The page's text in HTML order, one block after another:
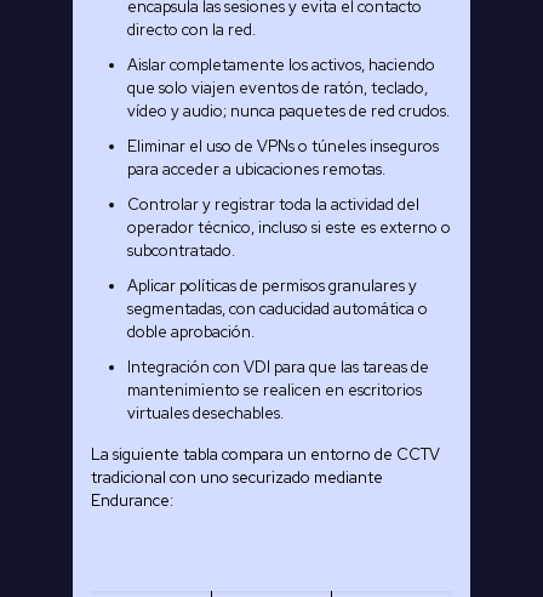
encapsula las sesiones y evita el contacto
directo con la red.
Aislar completamente los activos, haciendo
que solo viajen eventos de ratón, teclado,
vídeo y audio; nunca paquetes de red crudos.
Eliminar el uso de VPNs o túneles inseguros
para acceder a ubicaciones remotas.
Controlar y registrar toda la actividad del
operador técnico, incluso si este es externo o
subcontratado.
Aplicar políticas de permisos granulares y
segmentadas, con caducidad automática o
doble aprobación.
Integración con VDI para que las tareas de
mantenimiento se realicen en escritorios
virtuales desechables.
La siguiente tabla compara un entorno de CCTV
tradicional con uno securizado mediante
Endurance: